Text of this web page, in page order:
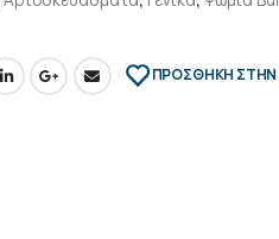
ΠΡΌΣΘΉΚΗ ΣΤΗΝ